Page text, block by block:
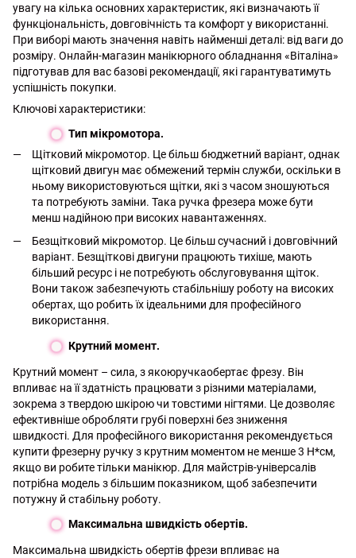
увагу на кілька основних характеристик, які визначають її
функціональність, довговічність та комфорт у використанні.
При виборі мають значення навіть найменші деталі: від ваги до
розміру. Онлайн-магазин манікюрного обладнання «Віталіна»
підготував для вас базові рекомендації, які гарантуватимуть
успішність покупки.
Ключові характеристики:
Тип мікромотора.
Щітковий мікромотор. Це більш бюджетний варіант, однак
щітковий двигун має обмежений термін служби, оскільки в
ньому використовуються щітки, які з часом зношуються
та потребують заміни. Така ручка фрезера може бути
менш надійною при високих навантаженнях.
Безщітковий мікромотор. Це більш сучасний і довговічний
варіант. Безщіткові двигуни працюють тихіше, мають
більший ресурс і не потребують обслуговування щіток.
Вони також забезпечують стабільнішу роботу на високих
обертах, що робить їх ідеальними для професійного
використання.
Крутний момент.
Крутний момент – сила, з якоюручкаобертає фрезу. Він
впливає на її здатність працювати з різними матеріалами,
зокрема з твердою шкірою чи товстими нігтями. Це дозволяє
ефективніше обробляти грубі поверхні без зниження
швидкості. Для професійного використання рекомендується
купити фрезерну ручку з крутним моментом не менше 3 Н*см,
якщо ви робите тільки манікюр. Для майстрів-універсалів
потрібна модель з більшим показником, щоб забезпечити
потужну й стабільну роботу.
Максимальна швидкість обертів.
Максимальна швидкість обертів фрези впливає на